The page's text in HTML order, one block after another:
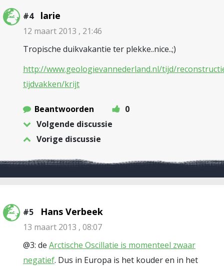
#4 larie
12 maart 2013 , 21:46
Tropische duikvakantie ter plekke..nice..;)
http://www.geologievannederland.nl/tijd/
tijdvakken/krijt
Beantwoorden
0
Volgende discussie
Vorige discussie
#5 Hans Verbeek
13 maart 2013 , 08:07
@3: de Arctische Oscillatie is momenteel zwaar
negatief. Dus in Europa is het kouder en in het